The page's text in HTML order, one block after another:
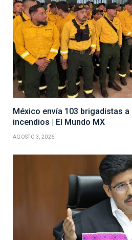
México envía 103 brigadistas a
incendios | El Mundo MX
AGOSTO 3, 2026